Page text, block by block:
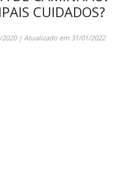
CUIDADOS?
| Atualizado em31/01/2022